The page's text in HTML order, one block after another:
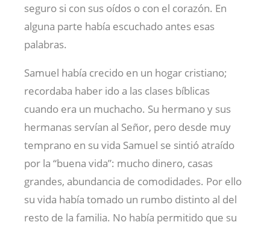
seguro si con sus oídos o con el corazón. En
alguna parte había escuchado antes esas
palabras.
Samuel había crecido en un hogar cristiano;
recordaba haber ido a las clases bíblicas
cuando era un muchacho. Su hermano y sus
hermanas servían al Señor, pero desde muy
temprano en su vida Samuel se sintió atraído
por la “buena vida”: mucho dinero, casas
grandes, abundancia de comodidades. Por ello
su vida había tomado un rumbo distinto al del
resto de la familia. No había permitido que su